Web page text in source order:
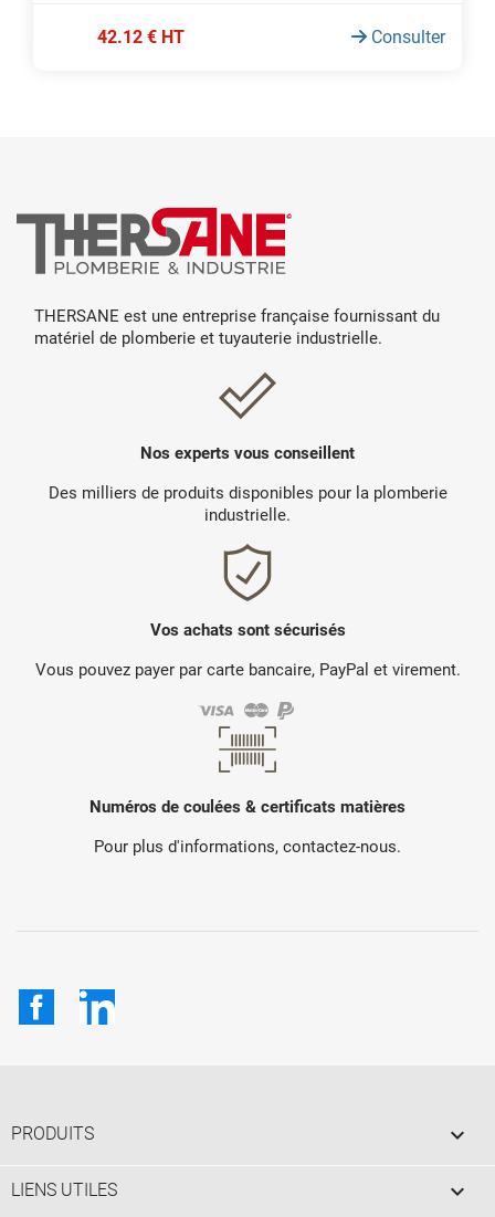
42.12 € HT Consulter
THERSANE est une entreprise française fournissant du
matériel de plomberie et tuyauterie industrielle.
Nos experts vous conseillent
Des milliers de produits disponibles pour la plomberie
industrielle.
Vos achats sont sécurisés
Vous pouvez payer par carte bancaire, PayPal et virement.
Numéros de coulées & certificats matières
Pour plus d'informations, contactez-nous.
FacebookLinkedIn
PRODUITS 
LIENS UTILES 